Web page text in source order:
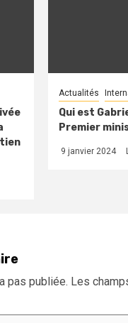
Actualités
Qui est
Premier
9 janvier 2024
pas publiée. Les